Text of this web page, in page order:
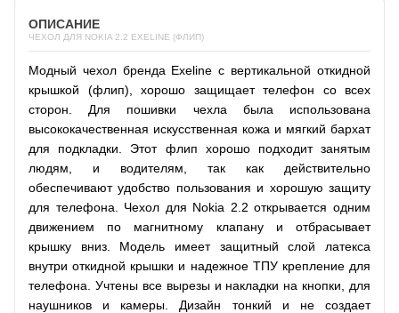
ОПИСАНИЕ
ЧЕХОЛ ДЛЯ NOKIA 2.2 EXELINE (ФЛИП)
Модный чехол бренда Exeline с вертикальной откидной
крышкой (флип), хорошо защищает телефон со всех
сторон. Для пошивки чехла была использована
высококачественная искусственная кожа и мягкий бархат
для подкладки. Этот флип хорошо подходит занятым
людям, и водителям, так как действительно
обеспечивают удобство пользования и хорошую защиту
для телефона. Чехол для Nokia 2.2 открывается одним
движением по магнитному клапану и отбрасывает
крышку вниз. Модель имеет защитный слой латекса
внутри откидной крышки и надежное ТПУ крепление для
телефона. Учтены все вырезы и накладки на кнопки, для
наушников и камеры. Дизайн тонкий и не создает